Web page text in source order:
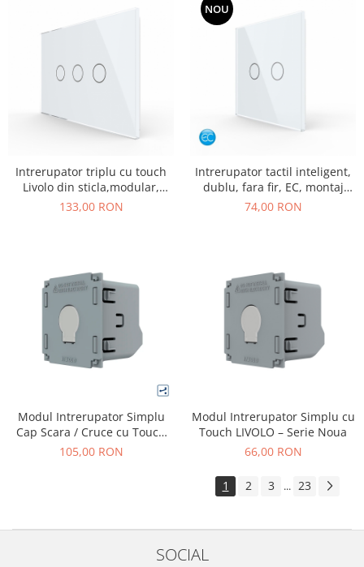
Intrerupator triplu cu touch
Livolo din sticla,modular,
standard Italian
133,00 RON
NOU
Intrerupator tactil inteligent,
dublu, fara fir, EC, montaj
aplicat, cu panou din sticla
74,00 RON
Modul Intrerupator Simplu
Cap Scara / Cruce cu Touch
LIVOLO – Serie Noua
105,00 RON
Modul Intrerupator Simplu cu
Touch LIVOLO – Serie Noua
66,00 RON
1 2 3 ... 23
SOCIAL